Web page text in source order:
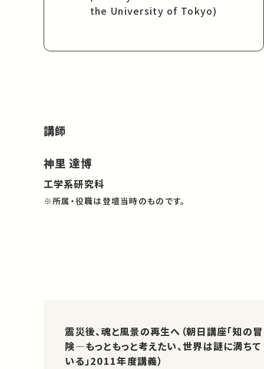
the University of Tokyo)
講師
神里 達博
工学系研究科
※所属・役職は登壇当時のものです。
震災後、魂と風景の再生へ（朝日講座「知の冒
険—もっともっと考えたい、世界は謎に満ちて
いる」2011年度講義）